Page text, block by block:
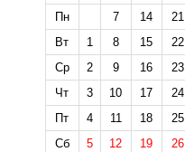
Пн
7 14 21
Вт
1 8 15 22
Ср
2 9 16 23
Чт
3 10 17
24
Пт
4 11 18
25
Сб
5 12 19
26